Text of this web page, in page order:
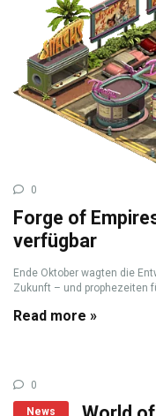
0
Forge of
verfügbar
Ende Oktober wagten die
Zukunft – und prophezeiten
Read more »
0
News